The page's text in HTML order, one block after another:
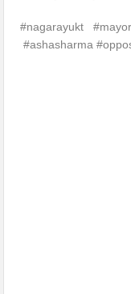
#nagarayukt
#ashasharma